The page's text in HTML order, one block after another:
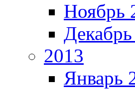
Ноябрь
2013
Январь